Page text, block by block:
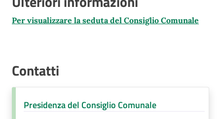
Per visualizzare la seduta del Consiglio Comunale
Contatti
Presidenza del Consiglio Comunale